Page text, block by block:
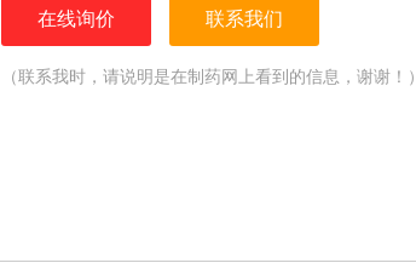
在线询价 联系我们
（联系我时，请说明是在制药网上看到的信息，谢谢！）